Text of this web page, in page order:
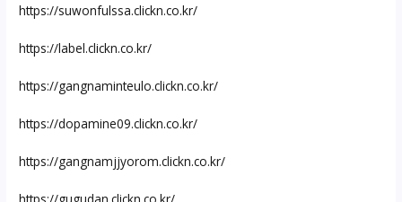
https://suwonfulssa.clickn.co.kr/
https://label.clickn.co.kr/
https://gangnaminteulo.clickn.co.kr/
https://dopamine09.clickn.co.kr/
https://gangnamjjyorom.clickn.co.kr/
https://gugudan.clickn.co.kr/